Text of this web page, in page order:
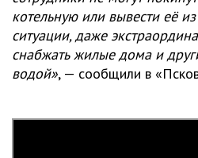
котельную или вывести её
ситуации, даже
снабжать жилые дома и
водой», — сообщили в